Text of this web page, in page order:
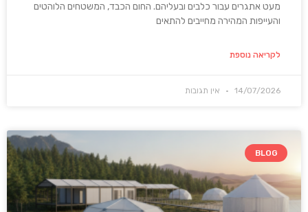
מעט אתגרים עבור כלבים ובעליהם. החום הכבד, המשטחים הלוהטים
והעייפות המהירה מחייבים להתאים
לקריאה נוספת
14/07/2026 אין תגובות
BLOG